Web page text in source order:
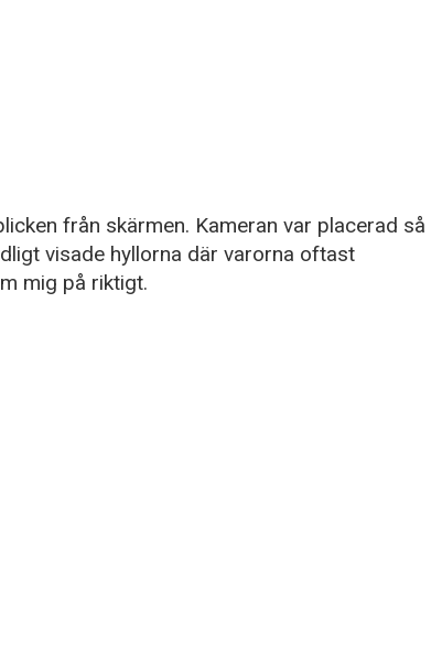
från skärmen. Kameran var placerad så
visade hyllorna där varorna oftast
mig på riktigt.